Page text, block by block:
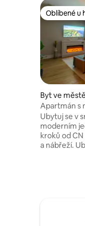
Oblíbené u
Oblíbené u
Byt ve
Apartmán s
panoráma
Ubytuj se v
moderním
kroků od
a nábřeží.
v ložnici a
v obývacím
apartmánu